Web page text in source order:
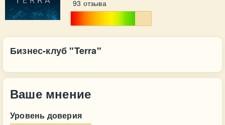
93 отзыва
Бизнес-клуб "Terra"
Ваше мнение
Уровень доверия